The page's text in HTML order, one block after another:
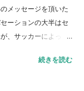
メッセージを頂いた
ーションの大半はセ
、サッカーによって
顔を出したいと思う
続きを読む